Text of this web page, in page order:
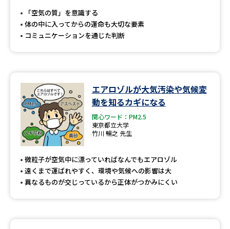
「空気の質」を意識する
体の中に入ってからの運命も大切な要素
コミュニケーションを通じた判断
エアロゾルが大気汚染や気候変
動を知るカギになる
関心ワード：PM2.5
東京都立大学
竹川 暢之 先生
微粒子が空気中に漂っていればなんでもエアロゾル
遠くまで運ばれやすく、環境や気候への影響は大
異なるものが交じっているから正体がつかみにくい